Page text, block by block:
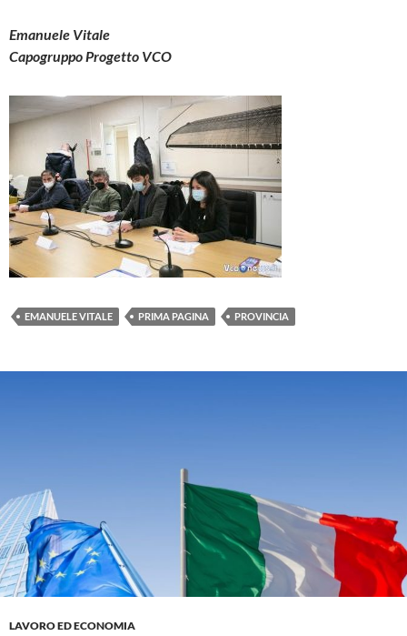
Emanuele Vitale
Capogruppo Progetto VCO
EMANUELE VITALE PRIMA PAGINA PROVINCIA
LAVORO ED ECONOMIA